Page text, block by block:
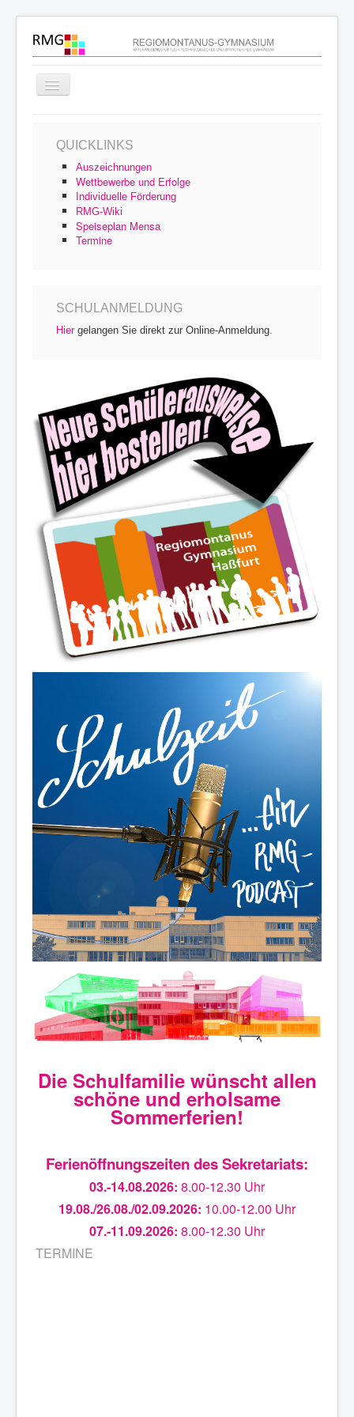
Navigation
an/aus
Schulprofil
Schulfamilie
Unterricht
Schulleben
Die Schulfamilie wünscht allen
schöne und erholsame
Sommerferien!
Ferienöffnungszeiten des Sekretariats:
03.-14.08.2026:8.00-12.30 Uhr
19.08./26.08./02.09.2026:
10.00-12.00 Uhr
07.-11.09.2026:8.00-12.30 Uhr
QUICKLINKS
Auszeichnungen
Wettbewerbe und Erfolge
Individuelle Förderung
RMG-Wiki
Speiseplan Mensa
Termine
SCHULANMELDUNG
Hiergelangen Sie direkt zur Online-Anmeldung.
Die Schulfamilie wünscht allen
schöne und erholsame
Sommerferien!
Ferienöffnungszeiten des Sekretariats:
03.-14.08.2026: 8.00-12.30 Uhr
19.08./26.08./02.09.2026: 10.00-12.00 Uhr
07.-11.09.2026: 8.00-12.30 Uhr
TERMINE